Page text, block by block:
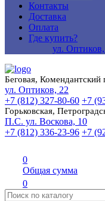
Контакты
Доставка
Оплата
Где купить?
ул.
Беговая, Комендантский
ул. Оптиков, 22
+7 (812) 327-80-60 +7
Горьковская,
П.С. ул. Воскова, 10
+7 (812) 336-23-96 +7
0
Общая сумма
0